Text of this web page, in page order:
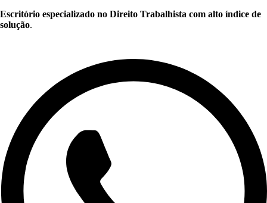
Escritório especializado no Direito Trabalhista com alto índice de
solução.